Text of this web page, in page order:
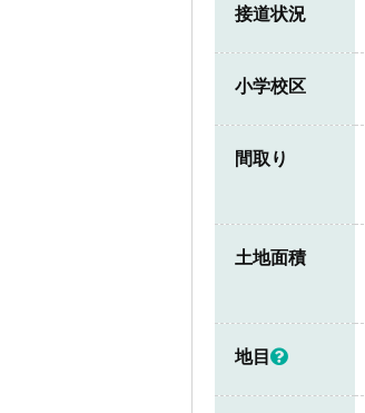
接道状況
小学校区
間取り
土地面積
地目